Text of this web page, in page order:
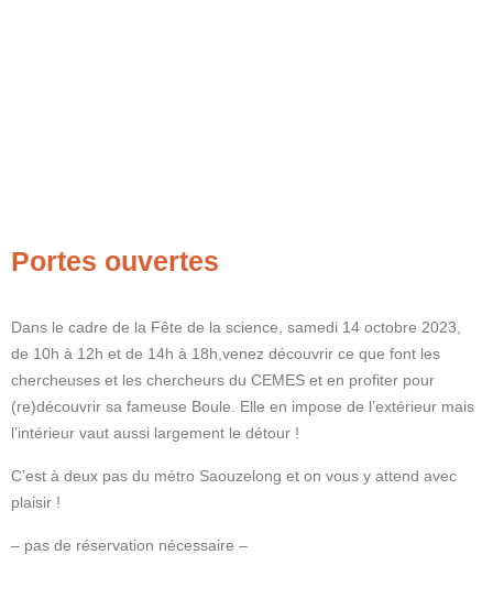
Portes ouvertes
Dans le cadre de la Fête de la science, samedi 14 octobre 2023,
de 10h à 12h et de 14h à 18h,venez découvrir ce que font les
chercheuses et les chercheurs du CEMES et en profiter pour
(re)découvrir sa fameuse Boule. Elle en impose de l’extérieur mais
l’intérieur vaut aussi largement le détour !
C’est à deux pas du métro Saouzelong et on vous y attend avec
plaisir !
– pas de réservation nécessaire –